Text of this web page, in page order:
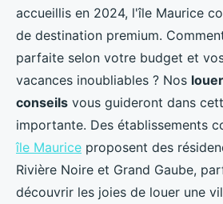
accueillis en 2024, l'île Maurice
de destination premium.
parfaite selon votre budget et
vacances inoubliables ? Nos
conseils vous guideront dans
importante. Des établissements
île Maurice proposent des
Rivière Noire et Grand Gaube,
découvrir les joies de louer une